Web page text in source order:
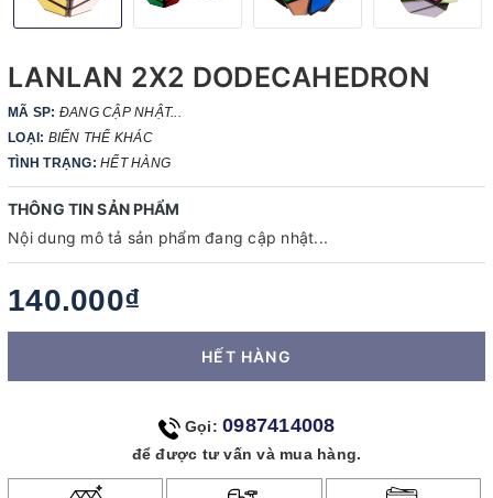
LANLAN 2X2 DODECAHEDRON
MÃ SP: ĐANG CẬP NHẬT...
LOẠI: BIẾN THỂ KHÁC
TÌNH TRẠNG: HẾT HÀNG
THÔNG TIN SẢN PHẨM
Nội dung mô tả sản phẩm đang cập nhật...
140.000₫
HẾT HÀNG
Gọi: 0987414008
để được tư vấn và mua hàng.